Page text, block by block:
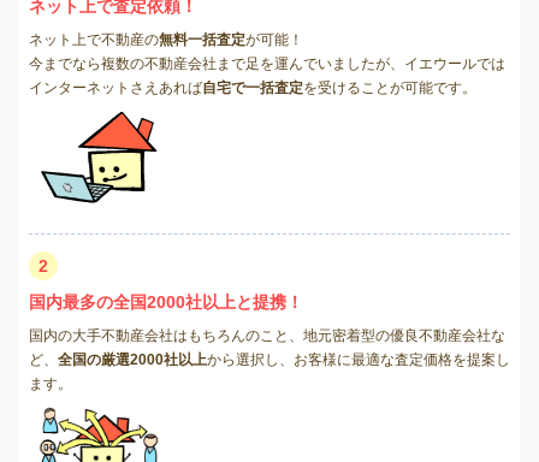
ネット上で査定依頼！
ネット上で不動産の無料一括査定が可能！
今までなら複数の不動産会社まで足を運んでいましたが、イエウールでは
インターネットさえあれば自宅で一括査定を受けることが可能です。
2
国内最多の全国2000社以上と提携！
国内の大手不動産会社はもちろんのこと、地元密着型の優良不動産会社な
ど、 全国の厳選2000社以上から選択し、お客様に最適な査定価格を提案し
ます。